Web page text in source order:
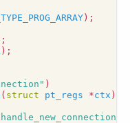
);
);
)
( struct pt_regs *ctx )